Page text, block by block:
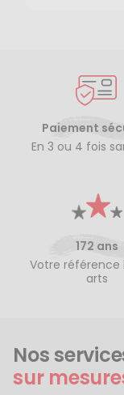
Paiement
En 3 ou 4 fois
172 ans
Votre référence
arts
Nos
sur